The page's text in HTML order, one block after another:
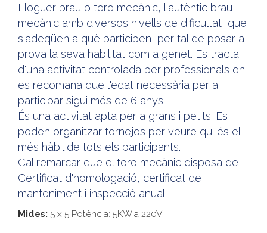
Lloguer brau o toro mecànic, l'autèntic brau
mecànic amb diversos nivells de dificultat, que
s'adeqüen a què participen, per tal de posar a
prova la seva habilitat com a genet. Es tracta
d'una activitat controlada per professionals on
es recomana que l'edat necessària per a
participar sigui més de 6 anys.
És una activitat apta per a grans i petits. Es
poden organitzar tornejos per veure qui és el
més hàbil de tots els participants.
Cal remarcar que el toro mecànic disposa de
Certificat d'homologació, certificat de
manteniment i inspecció anual.
Mides: 5 x 5 Potència: 5KW a 220V